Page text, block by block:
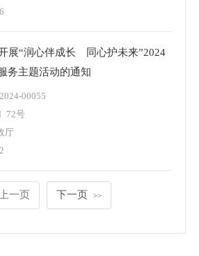
展“润心伴成长 同心护未来”2024
务主题活动的通知
00055
72号
厅
一页 下一页 >>